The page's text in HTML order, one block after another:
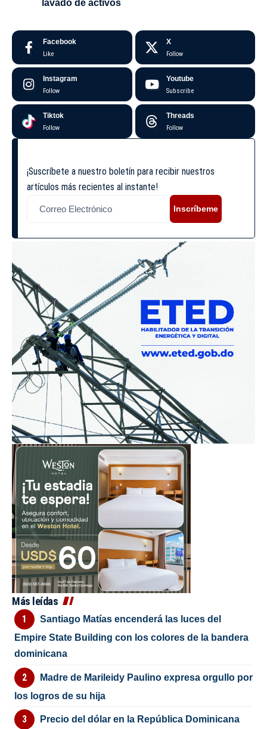
lavado de activos
Facebook
Like
X
Follow
Instagram
Follow
Youtube
Subscribe
Tiktok
Follow
Threads
Follow
¡Suscríbete a nuestro boletín para recibir nuestros
artículos más recientes al instante!
Inscríbeme
Más leídas
Santiago Matías encenderá las luces del
Empire State Building con los colores de la bandera
dominicana
Madre de Marileidy Paulino expresa orgullo por
los logros de su hija
Precio del dólar en la República Dominicana